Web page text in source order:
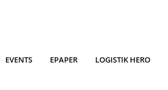
EVENTS EPAPER LOGISTIK HERO